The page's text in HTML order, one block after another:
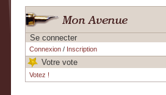
Se connecter
Connexion/ Inscription
Votre vote
Votez !